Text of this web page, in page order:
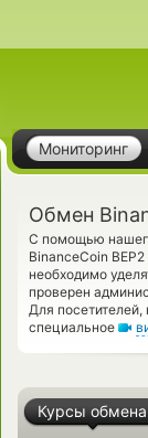
Мониторинг
Обмен
С помощью
BinanceCoin
необходимо
проверен
Для
специальное
Курсы обмена